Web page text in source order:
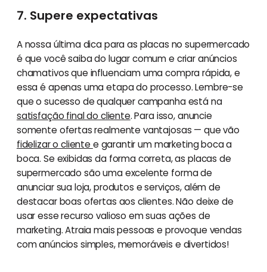
7. Supere expectativas
A nossa última dica para as placas no supermercado
é que você saiba do lugar comum e criar anúncios
chamativos que influenciam uma compra rápida, e
essa é apenas uma etapa do processo. Lembre-se
que o sucesso de qualquer campanha está na
satisfação final do cliente. Para isso, anuncie
somente ofertas realmente vantajosas — que vão
fidelizar o cliente e garantir um marketing boca a
boca. Se exibidas da forma correta, as placas de
supermercado são uma excelente forma de
anunciar sua loja, produtos e serviços, além de
destacar boas ofertas aos clientes. Não deixe de
usar esse recurso valioso em suas ações de
marketing. Atraia mais pessoas e provoque vendas
com anúncios simples, memoráveis ​​e divertidos!